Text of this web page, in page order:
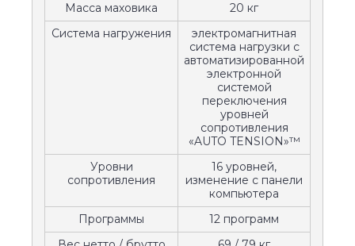
Масса маховика
20 кг
Система нагружения
электромагнитная
система нагрузки с
автоматизированной
электронной
системой
переключения
уровней
сопротивления
«AUTO TENSION»™
Уровни
сопротивления
16 уровней,
изменение с панели
компьютера
Программы
12 программ